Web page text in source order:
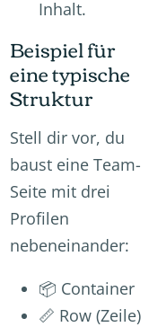
Inhalt.
Beispiel für
eine typische
Struktur
Stell dir vor, du
baust eine Team-
Seite mit drei
Profilen
nebeneinander:
📦 Container
📏 Row (Zeile)